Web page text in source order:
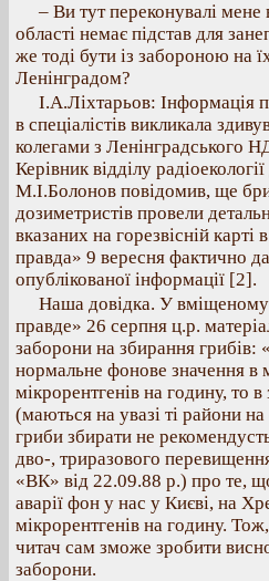
– Ви тут переконувалі мене
області немає підстав для
же тоді бути із забороною на
Ленінградом?
І.А.Ліхтарьов: Інформація
в спеціалістів викликала
колегами з Ленінградського
Керівник відділу
М.І.Болонов повідомив, ще
дозиметристів провели
вказаних на горезвісній карті
правда» 9 вересня фактично
опублікованої інформації [2].
Наша довідка. У
правде» 26 серпня ц.р.
заборони на збирання
нормальне фонове значення в
мікрорентгенів на годину, то
(маються на увазі ті райони на
гриби збирати не
дво-, триразового
«ВК» від 22.09.88 р.) про те,
аварії фон у нас у Києві, на
мікрорентгенів на годину.
читач сам зможе зробити
заборони.